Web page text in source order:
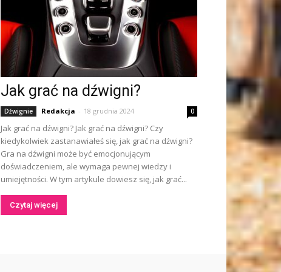
Jak grać na dźwigni?
Dźwignie Redakcja - 18 grudnia 2024 0
Jak grać na dźwigni? Jak grać na dźwigni? Czy
kiedykolwiek zastanawiałeś się, jak grać na dźwigni?
Gra na dźwigni może być emocjonującym
doświadczeniem, ale wymaga pewnej wiedzy i
umiejętności. W tym artykule dowiesz się, jak grać...
Czytaj więcej